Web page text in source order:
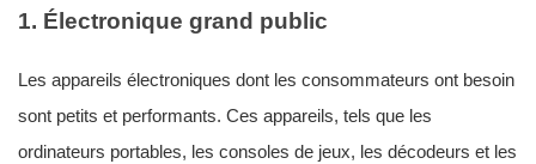
1. Électronique grand public
Les appareils électroniques dont les consommateurs ont besoin
sont petits et performants. Ces appareils, tels que les
ordinateurs portables, les consoles de jeux, les décodeurs et les